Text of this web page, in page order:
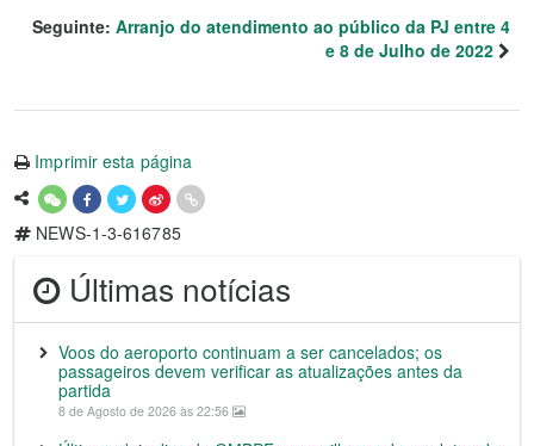
Seguinte: Arranjo do atendimento ao público da PJ entre 4
e 8 de Julho de 2022
Imprimir esta página
NEWS-1-3-616785
Últimas notícias
Voos do aeroporto continuam a ser cancelados; os
passageiros devem verificar as atualizações antes da
partida
8 de Agosto de 2026 às 22:56